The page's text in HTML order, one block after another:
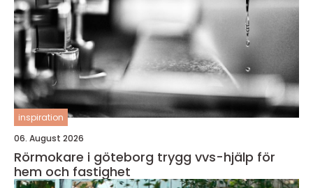
inspiration
06. August 2026
Rörmokare i göteborg trygg vvs-hjälp för
hem och fastighet